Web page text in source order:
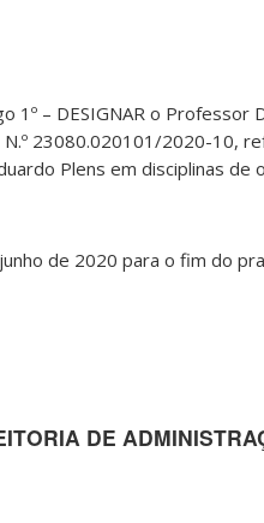
1º – DESIGNAR o Professor
23080.020101/2020-10,
Plens em disciplinas de
de 2020 para o fim do
DE